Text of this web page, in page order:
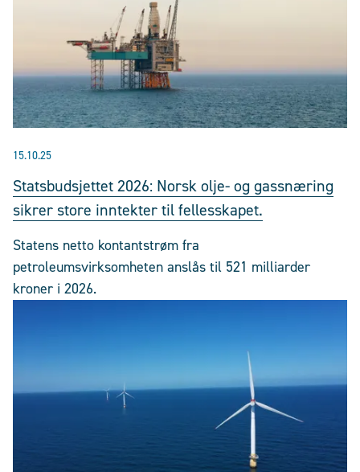
15.10.25
Statsbudsjettet 2026: Norsk olje- og gassnæring
sikrer store inntekter til fellesskapet.
Statens netto kontantstrøm fra
petroleumsvirksomheten anslås til 521 milliarder
kroner i 2026.